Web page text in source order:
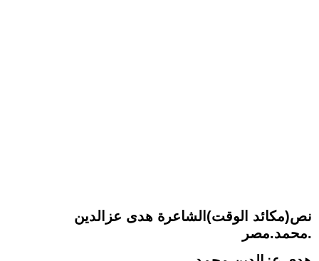
نص(مكائد الوقت)الشاعرة هدى عزالدين
محمد.مصر.